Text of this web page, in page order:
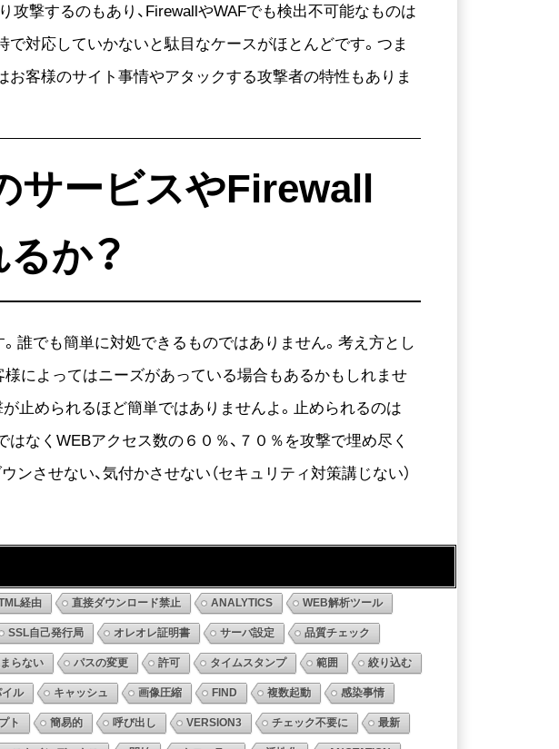
撃するのもあり、FirewallやWAFでも検出不可能なものは
対応していかないと駄目なケースがほとんどです。つま
お客様のサイト事情やアタックする攻撃者の特性もありま
サービスやFirewall
か？
誰でも簡単に対処できるものではありません。考え方とし
によってはニーズがあっている場合もあるかもしれませ
止められるほど簡単ではありませんよ。止められるのは
なくWEBアクセス数の６０％、７０％を攻撃で埋め尽く
させない、気付かさせない（セキュリティ対策講じない）
経由 直接ダウンロード禁止 ANALYTICS WEB解析ツール
SSL自己発行局 オレオレ証明書 サーバ設定 品質チェック
らない パスの変更 許可 タイムスタンプ 範囲 絞り込む
イル キャッシュ 画像圧縮 FIND 複数起動 感染事情
ト 簡易的 呼び出し VERSION3 チェック不要に 最新